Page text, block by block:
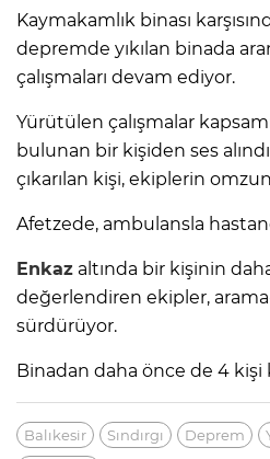
Kaymakamlık binası
depremde yıkılan binada
çalışmaları devam ediyor.
Yürütülen çalışmalar
bulunan bir kişiden ses
çıkarılan kişi, ekiplerin
Afetzede, ambulansla
Enkaz altında bir kişinin
değerlendiren ekipler,
sürdürüyor.
Binadan daha önce de 4 kişi
Balıkesir Sındırgı Deprem